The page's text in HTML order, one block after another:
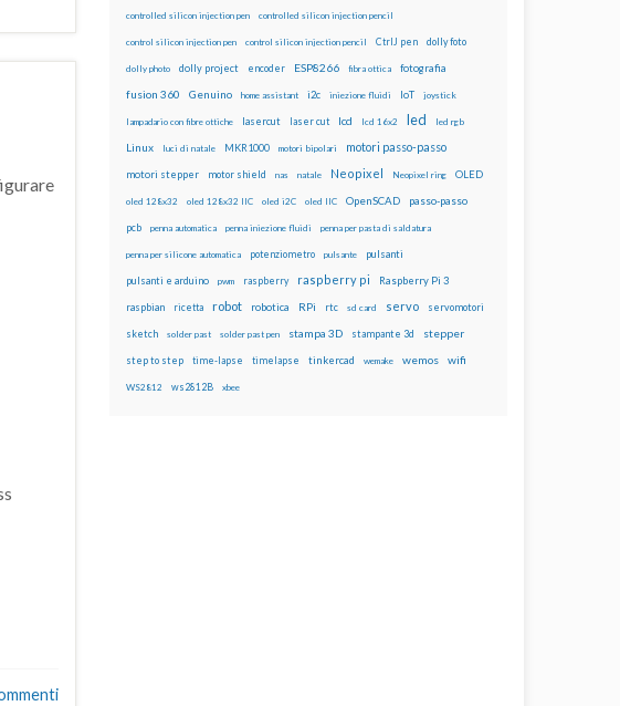
controlled silicon injection pen controlled silicon injection pencil
control silicon injection pen control silicon injection pencil CtrlJ pen dolly foto
dolly photo dolly project encoder ESP8266 fibra ottica fotografia
fusion 360 Genuino home assistant i2c iniezione fluidi IoT joystick
lampadario con fibre ottiche lasercut laser cut lcd lcd 16x2 led led rgb
Linux luci di natale MKR1000 motori bipolari motori passo-passo
motori stepper motor shield nas natale Neopixel Neopixel ring OLED
oled 128x32 oled 128x32 IIC oled i2C oled IIC OpenSCAD passo-passo
pcb penna automatica penna iniezione fluidi penna per pasta di saldatura
penna per silicone automatica potenziometro pulsante pulsanti
pulsanti e arduino pwm raspberry raspberry pi Raspberry Pi 3
raspbian ricetta robot robotica RPi rtc sd card servo servomotori
sketch solder past solder past pen stampa 3D stampante 3d stepper
step to step time-lapse timelapse tinkercad wemake wemos wifi
WS2812 ws2812B xbee